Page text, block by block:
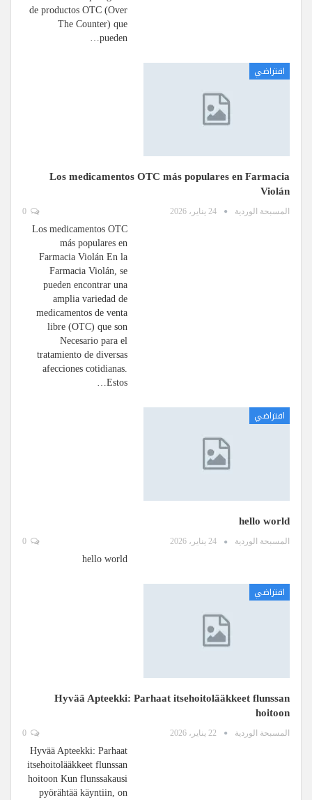
de productos OTC (Over
The Counter) que
pueden…
افتراضي
Los medicamentos OTC más populares en Farmacia
Violán
المسبحة الوردية 24 يناير، 2026
Los medicamentos OTC
más populares en
Farmacia Violán En la
Farmacia Violán, se
pueden encontrar una
amplia variedad de
medicamentos de venta
libre (OTC) que son
Necesario para el
tratamiento de diversas
afecciones cotidianas.
Estos…
افتراضي
hello world
المسبحة الوردية 24 يناير، 2026
hello world
افتراضي
Hyvää Apteekki: Parhaat itsehoitolääkkeet flunssan
hoitoon
المسبحة الوردية 22 يناير، 2026
Hyvää Apteekki: Parhaat
itsehoitolääkkeet flunssan
hoitoon Kun flunssakausi
pyörähtää käyntiin, on